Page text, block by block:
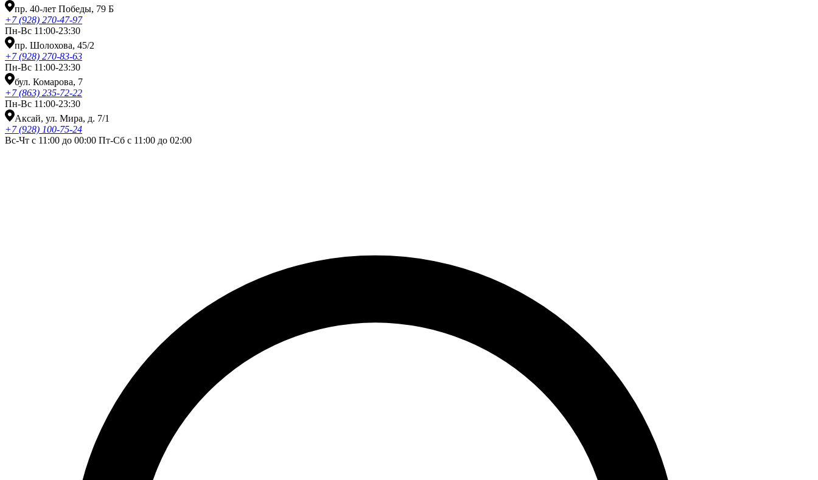
пр. 40-лет Победы, 79 Б
+7 (928) 270-47-97
Пн-Вс 11:00-23:30
пр. Шолохова, 45/2
+7 (928) 270-83-63
Пн-Вс 11:00-23:30
бул. Комарова, 7
+7 (863) 235-72-22
Пн-Вс 11:00-23:30
Аксай, ул. Мира, д. 7/1
+7 (928) 100-75-24
Вс-Чт с 11:00 до 00:00 Пт-Сб с 11:00 до 02:00